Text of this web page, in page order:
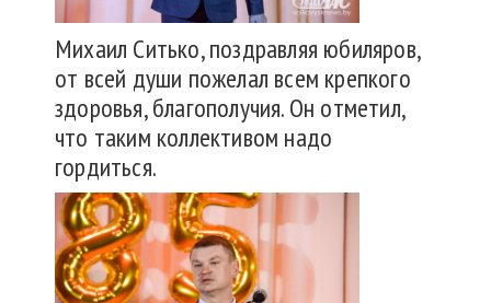
Михаил Ситько, поздравляя юбиляров,
от всей души пожелал всем крепкого
здоровья, благополучия. Он отметил,
что таким коллективом надо
гордиться.